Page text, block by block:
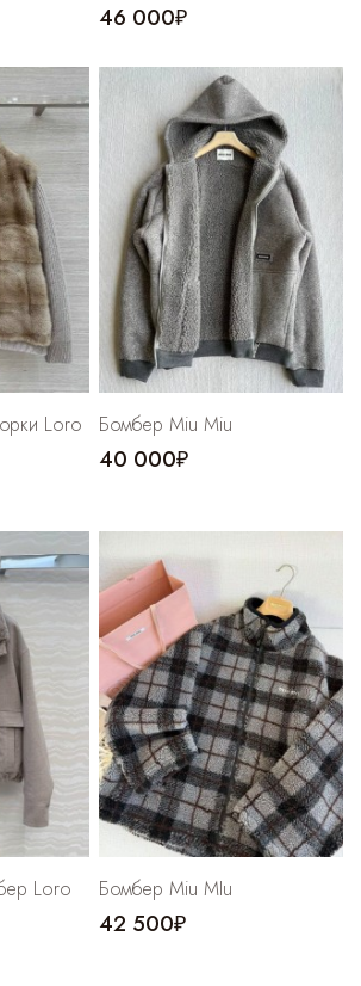
46 000₽
Loro
Бомбер Miu Miu
40 000₽
Loro
Бомбер Miu MIu
42 500₽